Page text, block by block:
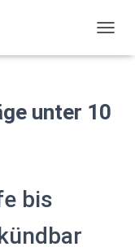
unter 10
bis